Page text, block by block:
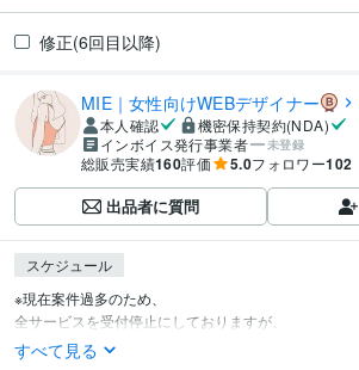
修正(6回目以降)
MIE｜女性向けWEBデザイナー
本人確認
機密保持契約(NDA)
インボイス発行事業者
未登録
総販売実績160評価 5.0フォロワー102
出品者に質問
スケジュール
※現在案件過多のため、
全サービスを受付停止にしておりますが、
すべて見る